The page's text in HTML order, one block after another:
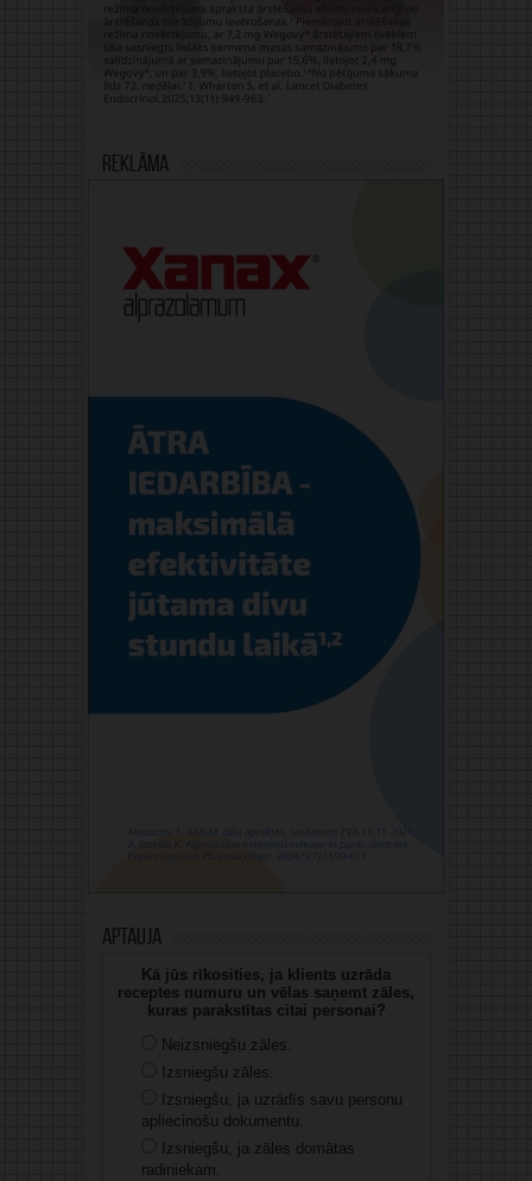
Reklāma
Aptauja
Kā jūs rīkosities, ja klients uzrāda
receptes numuru un vēlas saņemt zāles,
kuras parakstītas citai personai?
Neizsniegšu zāles.
Izsniegšu zāles.
Izsniegšu, ja uzrādīs savu personu
apliecinošu dokumentu.
Izsniegšu, ja zāles domātas
radiniekam.